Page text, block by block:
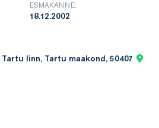
ESMAKANNE:
18.12.2002
linn, Tartu maakond, 50407